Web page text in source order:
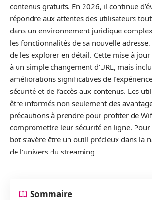
contenus gratuits. En 2026, il continue
répondre aux attentes des utilisateurs
dans un environnement juridique
les fonctionnalités de sa nouvelle
de les explorer en détail. Cette mise à
à un simple changement d’URL, mais
améliorations significatives de
sécurité et de l’accès aux contenus. Les
être informés non seulement des
précautions à prendre pour profiter de
compromettre leur sécurité en ligne. Pour
bot s’avère être un outil précieux dans la
de l’univers du streaming.
Sommaire